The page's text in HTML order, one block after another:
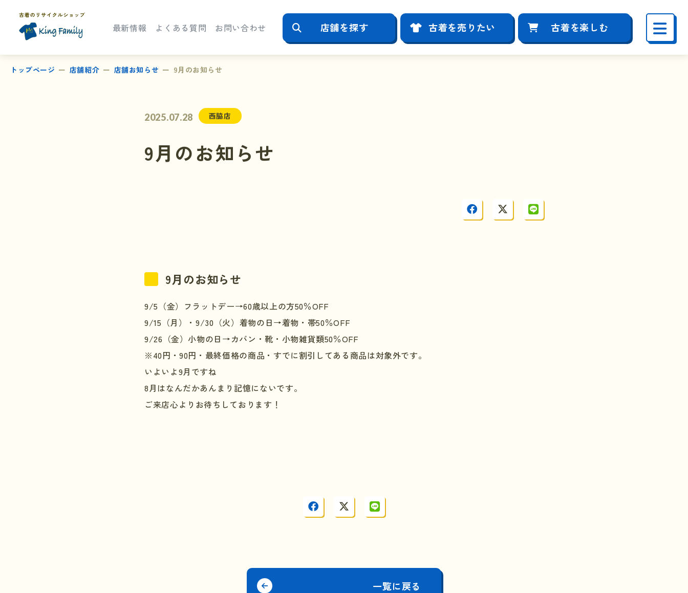
最新情報 よくある質問 お問い合わせ 店舗を探す 古着を売りたい 古着を楽しむ
トップページ 店舗紹介 店舗お知らせ 9月のお知らせ
2025.07.28 西脇店
9月のお知らせ
9月のお知らせ
9/5（金）フラットデー→60歳以上の方50％OFF
9/15（月）・9/30（火）着物の日→着物・帯50％OFF
9/26（金）小物の日→カバン・靴・小物雑貨類50％OFF
※40円・90円・最終価格の商品・すでに割引してある商品は対象外です。
いよいよ9月ですね
8月はなんだかあんまり記憶にないです。
ご来店心よりお待ちしております！
一覧に戻る